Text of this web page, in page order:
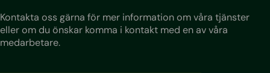
Kontakta oss gärna för mer information om våra tjänster
eller om du önskar komma i kontakt med en av våra
medarbetare.